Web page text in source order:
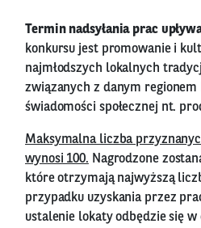
Termin nadsyłania prac
konkursu jest promowanie i
najmłodszych lokalnych
związanych z danym regionem
świadomości społecznej nt.
Maksymalna liczba
wynosi 100. Nagrodzone
które otrzymają najwyższą
przypadku uzyskania przez
ustalenie lokaty odbędzie się w